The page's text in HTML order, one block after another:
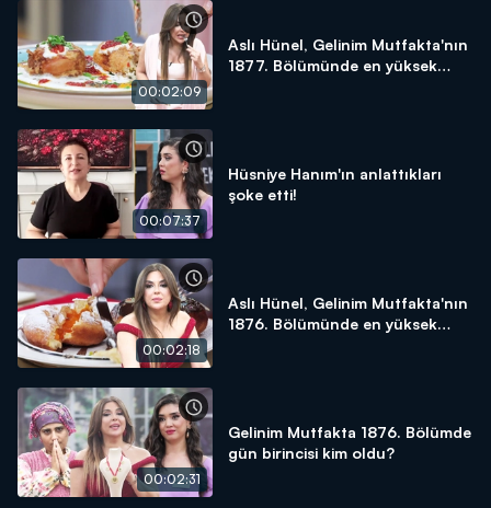
00:02:09
Aslı Hünel, Gelinim Mutfakta'nın
1877. Bölümünde en yüksek
00:07:37
Hüsniye Hanım'ın anlattıkları
şoke etti!
00:02:18
Aslı Hünel, Gelinim Mutfakta'nın
1876. Bölümünde en yüksek
00:02:31
Gelinim Mutfakta 1876. Bölümde
gün birincisi kim oldu?